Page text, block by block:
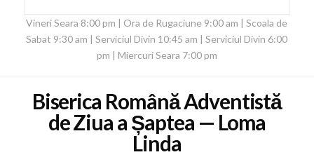
Vineri Seara 8:00 pm | Ora de Rugaciune 9:00 am | Scoala de
Sabat 9:30 am | Serviciul Divin 10:45 am | Serviciul Divin 6:00
pm | Miercuri Seara 7:00 pm
Biserica Română Adventistă
de Ziua a Șaptea — Loma
Linda